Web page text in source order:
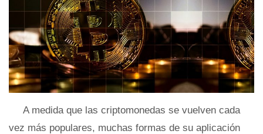
A medida que las criptomonedas se vuelven cada
vez más populares, muchas formas de su aplicación